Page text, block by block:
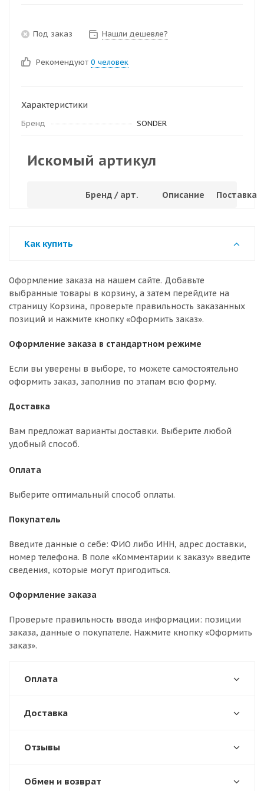
Под заказ Нашли дешевле?
Рекомендуют 0 человек
Характеристики
Бренд SONDER
Искомый артикул
Бренд / арт. Описание Поставка
Как купить
Оформление заказа на нашем сайте. Добавьте
выбранные товары в корзину, а затем перейдите на
страницу Корзина, проверьте правильность заказанных
позиций и нажмите кнопку «Оформить заказ».
Оформление заказа в стандартном режиме
Если вы уверены в выборе, то можете самостоятельно
оформить заказ, заполнив по этапам всю форму.
Доставка
Вам предложат варианты доставки. Выберите любой
удобный способ.
Оплата
Выберите оптимальный способ оплаты.
Покупатель
Введите данные о себе: ФИО либо ИНН, адрес доставки,
номер телефона. В поле «Комментарии к заказу» введите
сведения, которые могут пригодиться.
Оформление заказа
Проверьте правильность ввода информации: позиции
заказа, данные о покупателе. Нажмите кнопку «Оформить
заказ».
Оплата
Доставка
Отзывы
Обмен и возврат